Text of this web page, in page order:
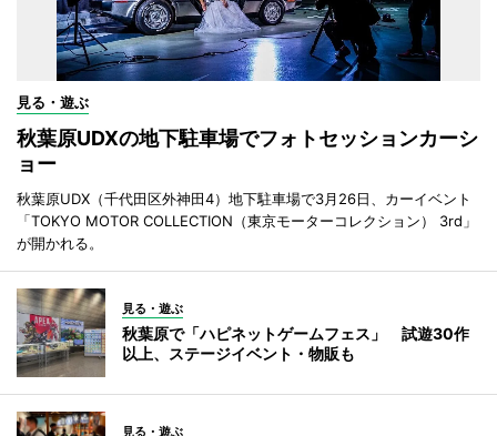
見る・遊ぶ
秋葉原UDXの地下駐車場でフォトセッションカーシ
ョー
秋葉原UDX（千代田区外神田4）地下駐車場で3月26日、カーイベント
「TOKYO MOTOR COLLECTION（東京モーターコレクション） 3rd」
が開かれる。
見る・遊ぶ
秋葉原で「ハピネットゲームフェス」 試遊30作
以上、ステージイベント・物販も
見る・遊ぶ